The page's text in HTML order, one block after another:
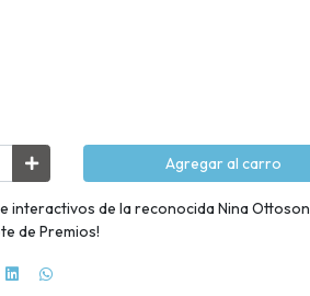
Agregar al carro
interactivos de la reconocida Nina Ottoson
de Premios!